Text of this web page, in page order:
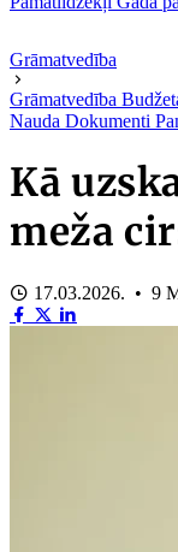
Grāmatvedība
Grāmatvedība
Nauda Dokumenti
Kā
meža
17.03.2026. • 9